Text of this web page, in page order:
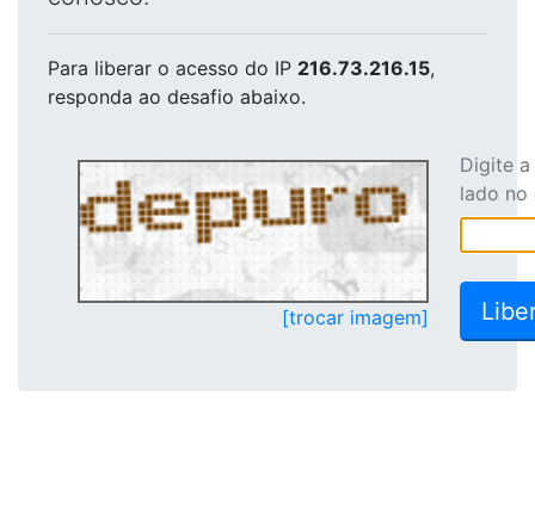
Para liberar o acesso do IP 216.73.216.15,
responda ao desafio abaixo.
[trocar imagem]
Digite
lado no